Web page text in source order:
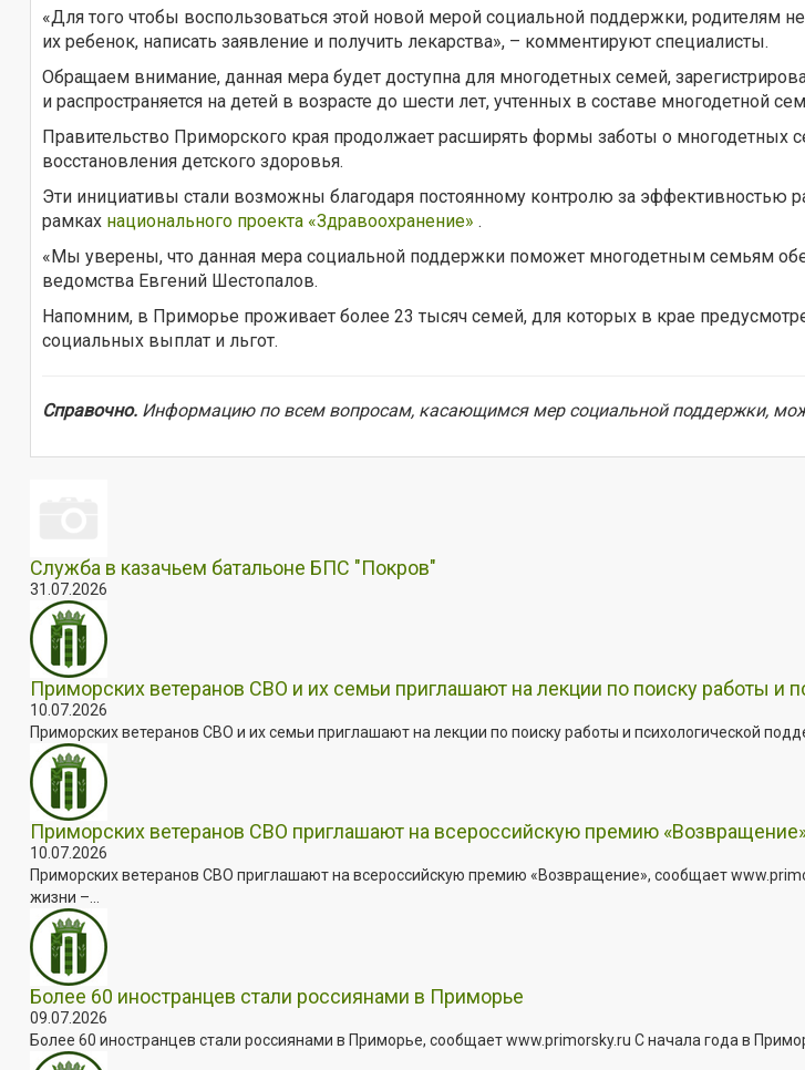
«Для того чтобы воспользоваться этой новой мерой социальной поддержки, родителям
их ребенок, написать заявление и получить лекарства», – комментируют специалисты.
Обращаем внимание, данная мера будет доступна для многодетных семей,
и распространяется на детей в возрасте до шести лет, учтенных в составе многодетной
Правительство Приморского края продолжает расширять формы заботы о многодетных
восстановления детского здоровья.
Эти инициативы стали возможны благодаря постоянному контролю за эффективностью
рамках национального проекта «Здравоохранение» .
«Мы уверены, что данная мера социальной поддержки поможет многодетным семьям
ведомства Евгений Шестопалов.
Напомним, в Приморье проживает более 23 тысяч семей, для которых в крае
социальных выплат и льгот.
Справочно. Информацию по всем вопросам, касающимся мер социальной поддержки,
Служба в казачьем батальоне БПС "Покров"
31.07.2026
Приморских ветеранов СВО и их семьи приглашают на лекции по поиску работы и
10.07.2026
Приморских ветеранов СВО и их семьи приглашают на лекции по поиску работы и психологической
Приморских ветеранов СВО приглашают на всероссийскую премию
10.07.2026
Приморских ветеранов СВО приглашают на всероссийскую премию «Возвращение», сообщает
жизни –...
Более 60 иностранцев стали россиянами в Приморье
09.07.2026
Более 60 иностранцев стали россиянами в Приморье, сообщает www.primorsky.ru С начала года в